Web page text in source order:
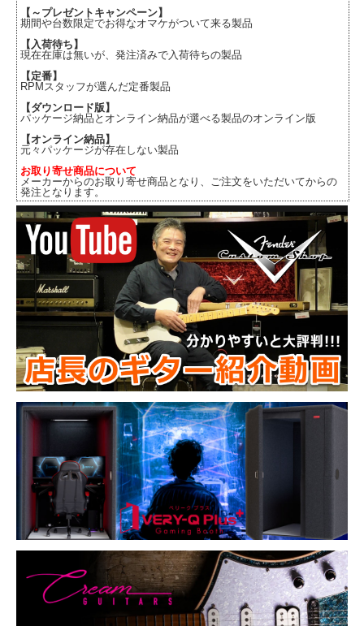
【～プレゼントキャンペーン】
期間や台数限定でお得なオマケがついて来る製品
【入荷待ち】
現在在庫は無いが、発注済みで入荷待ちの製品
【定番】
RPMスタッフが選んだ定番製品
【ダウンロード版】
パッケージ納品とオンライン納品が選べる製品のオンライン版
【オンライン納品】
元々パッケージが存在しない製品
お取り寄せ商品について
メーカーからのお取り寄せ商品となり、ご注文をいただいてからの
発注となります。